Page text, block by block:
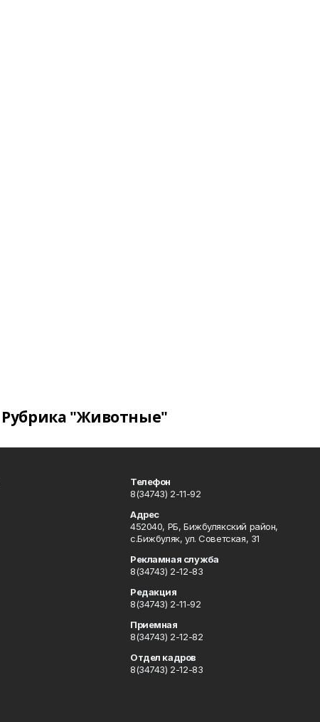
Рубрика "Животные"
Телефон
8(34743) 2-11-92
Адрес
452040, РБ, Бижбулякский район,
с.Бижбуляк, ул. Советская, 31
Рекламная служба
8(34743) 2-12-83
Редакция
8(34743) 2-11-92
Приемная
8(34743) 2-12-82
Отдел кадров
8(34743) 2-12-83